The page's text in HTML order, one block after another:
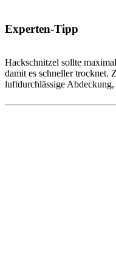
Experten-Tipp
Hackschnitzel sollte
damit es schneller trocknet.
luftdurchlässige